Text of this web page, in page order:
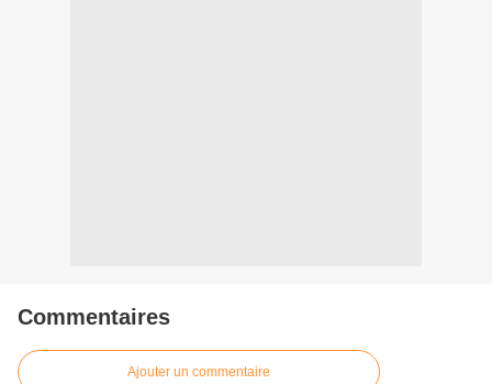
Commentaires
Ajouter un commentaire